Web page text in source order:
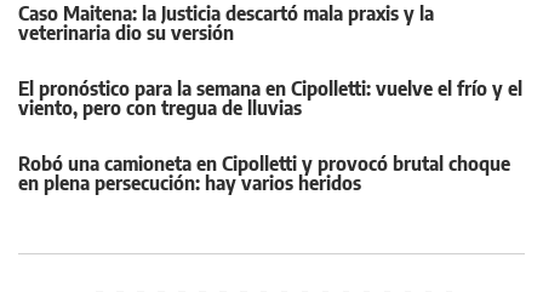
Caso Maitena: la Justicia descartó mala praxis y la
veterinaria dio su versión
El pronóstico para la semana en Cipolletti: vuelve el frío y el
viento, pero con tregua de lluvias
Robó una camioneta en Cipolletti y provocó brutal choque
en plena persecución: hay varios heridos